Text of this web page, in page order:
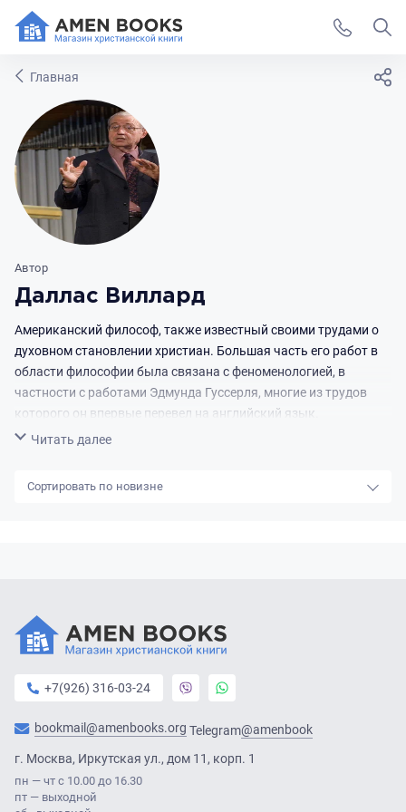
Главная
Автор
Даллас Виллард
Американский философ, также известный своими трудами о
духовном становлении христиан. Большая часть его работ в
области философии была связана с феноменологией, в
частности с работами Эдмунда Гуссерля, многие из трудов
которого он впервые перевел на английский язык.
Свернуть
Читать далее
новизне
+7(926) 316-03-24
bookmail@amenbooks.org Telegram@amenbook
г. Москва, Иркутская ул., дом 11, корп. 1
пн — чт с 10.00 до 16.30
пт — выходной